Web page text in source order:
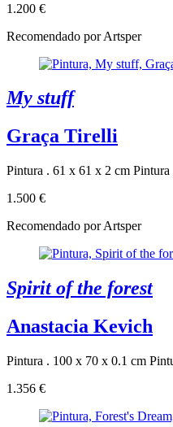
1.200 €
Recomendado por Artsper
My stuff
Graça Tirelli
Pintura . 61 x 61 x 2 cm
1.500 €
Recomendado por Artsper
Spirit of the forest
Anastacia Kevich
Pintura . 100 x 70 x 0.1 cm
1.356 €